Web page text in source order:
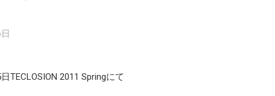
TECLOSION 2011 Springにて